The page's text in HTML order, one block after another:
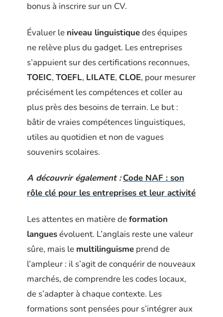
bonus à inscrire sur un CV.
Évaluer le niveau linguistiquedes équipes
ne relève plus du gadget. Les entreprises
s’appuient sur des certifications reconnues,
TOEIC, TOEFL, LILATE, CLOE, pour mesurer
précisément les compétences et coller au
plus près des besoins de terrain. Le but :
bâtir de vraies compétences linguistiques,
utiles au quotidien et non de vagues
souvenirs scolaires.
A découvrir également : Code NAF : son
rôle clé pour les entreprises et leur activité
Les attentes en matière deformation
languesévoluent. L’anglais reste une valeur
sûre, mais le multilinguisme prend de
l’ampleur : il s’agit de conquérir de nouveaux
marchés, de comprendre les codes locaux,
de s’adapter à chaque contexte. Les
formations sont pensées pour s’intégrer aux